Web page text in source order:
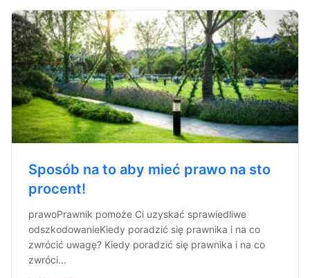
Sposób na to aby mieć prawo na sto
procent!
prawoPrawnik pomoże Ci uzyskać sprawiedliwe
odszkodowanieKiedy poradzić się prawnika i na co
zwrócić uwagę? Kiedy poradzić się prawnika i na co
zwróci...